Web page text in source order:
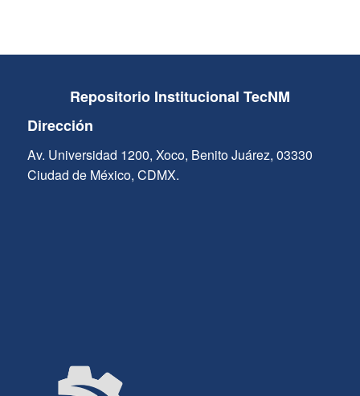
Repositorio Institucional TecNM
Dirección
Av. Universidad 1200, Xoco, Benito Juárez, 03330
Ciudad de México, CDMX.